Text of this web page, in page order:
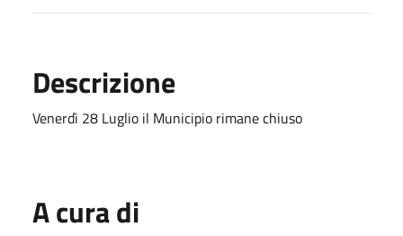
Descrizione
Venerdì 28 Luglio il Municipio rimane chiuso
A cura di